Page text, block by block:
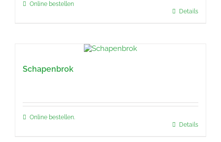
Online bestellen
Details
Schapenbrok
Online bestellen.
Details